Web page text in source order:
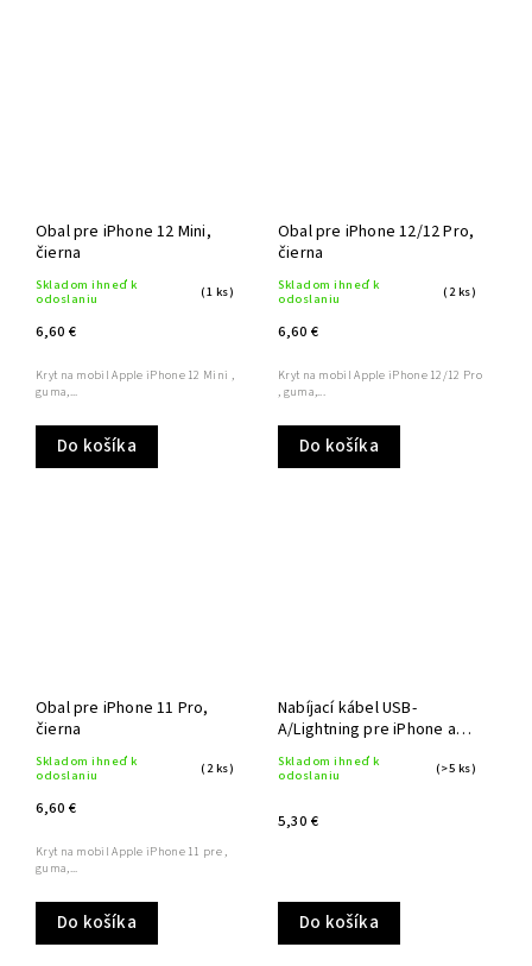
Obal pre iPhone 12 Mini,
čierna
Skladom ihneď k
odoslaniu
(1 ks)
6,60 €
Do košíka
Kryt na mobil Apple iPhone 12 Mini ,
guma,...
Obal pre iPhone 12/12 Pro,
čierna
Skladom ihneď k
odoslaniu
(2 ks)
6,60 €
Do košíka
Kryt na mobil Apple iPhone 12/12 Pro
, guma,...
Obal pre iPhone 11 Pro,
čierna
Skladom ihneď k
odoslaniu
(2 ks)
6,60 €
Do košíka
Kryt na mobil Apple iPhone 11 pre ,
guma,...
Nabíjací kábel USB-
A/Lightning pre iPhone a
Skladom ihneď k
odoslaniu
(>5 ks)
5,30 €
Do košíka